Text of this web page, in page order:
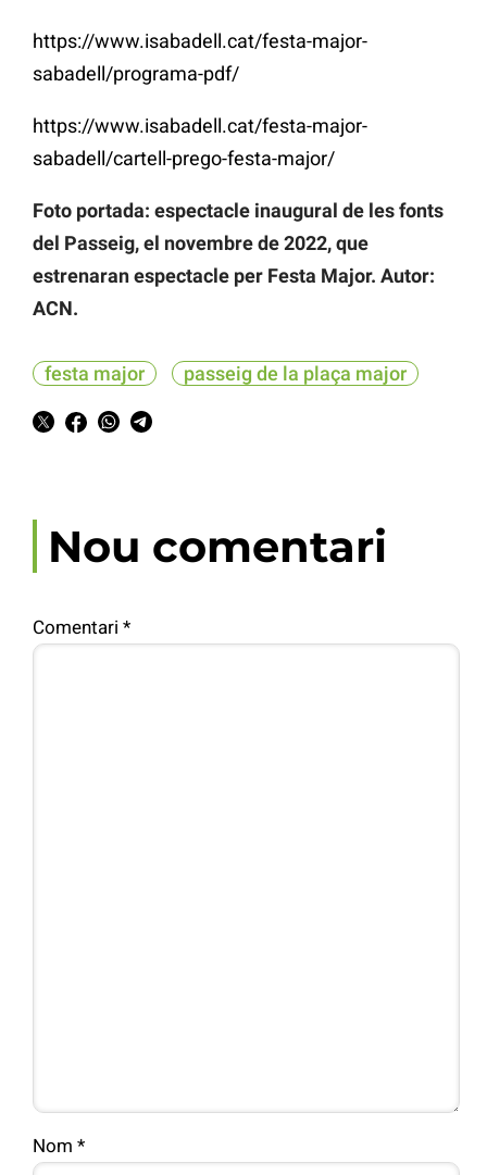
https://www.isabadell.cat/festa-major-
sabadell/programa-pdf/
https://www.isabadell.cat/festa-major-
sabadell/cartell-prego-festa-major/
Foto portada: espectacle inaugural de les fonts
del Passeig, el novembre de 2022, que
estrenaran espectacle per Festa Major. Autor:
ACN.
festa major passeig de la plaça major
Nou comentari
Comentari *
Nom *